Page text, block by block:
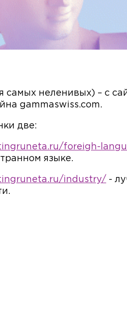
самых неленивых) – с
gammaswiss.com.
две:
foreigh-
языке.
industry/ -